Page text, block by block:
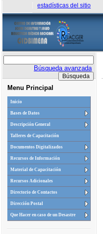
estadísticas del sitio
Búsqueda avanzada
Menu Principal
Inicio
Bases de Datos
Descripción General
Talleres de Capacitación
Documentos Digitalizados
Recursos de Información
Material de Capacitación
Recursos Adicionales
Directorio de Contactos
Dirección Postal
Que Hacer en caso de un Desastre